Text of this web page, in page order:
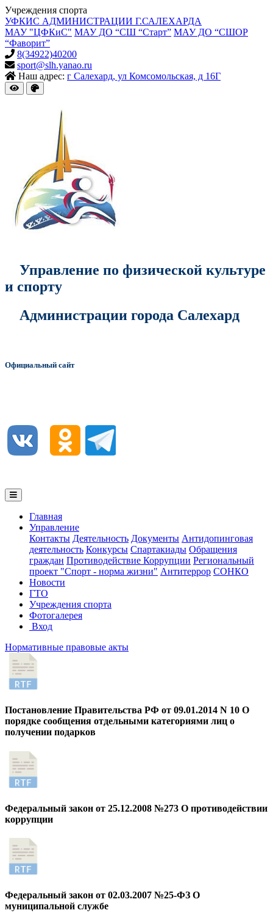
Учреждения спорта
УФКИС АДМИНИСТРАЦИИ Г.САЛЕХАРДА
МАУ "ЦФКиС" МАУ ДО “СШ “Старт” МАУ ДО “СШОР
“Фаворит”
8(34922)40200
sport@slh.yanao.ru
Наш адрес: г Салехард, ул Комсомольская, д 16Г
Управление по физической культуре
и спорту
Администрации города Салехард
Официальный сайт
Главная
Управление
Контакты Деятельность Документы Антидопинговая
деятельность Конкурсы Спартакиады Обращения
граждан Противодействие Коррупции Региональный
проект "Спорт - норма жизни" Антитеррор СОНКО
Новости
ГТО
Учреждения спорта
Фотогалерея
Вход
Нормативные правовые акты
Постановление Правительства РФ от 09.01.2014 N 10 О
порядке сообщения отдельными категориями лиц о
получении подарков
Федеральный закон от 25.12.2008 №273 О противодействии
коррупции
Федеральный закон от 02.03.2007 №25-ФЗ О
муниципальной службе